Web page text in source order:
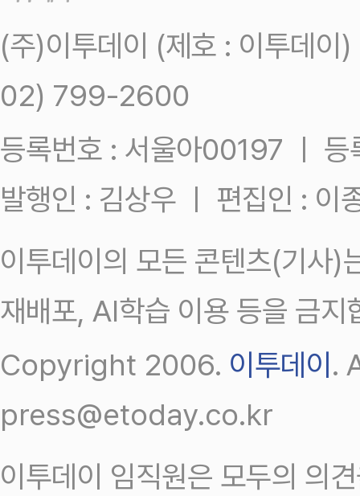
(주)이투데이 (제호 : 이투데
02) 799-2600
등록번호 : 서울아00197 ㅣ
발행인 : 김상우 ㅣ 편집인 : 이
이투데이의 모든 콘텐츠(기사)
재배포, AI학습 이용 등을 금지
Copyright 2006. 이투데이 .
press@etoday.co.kr
이투데이 임직원은 모두의 의